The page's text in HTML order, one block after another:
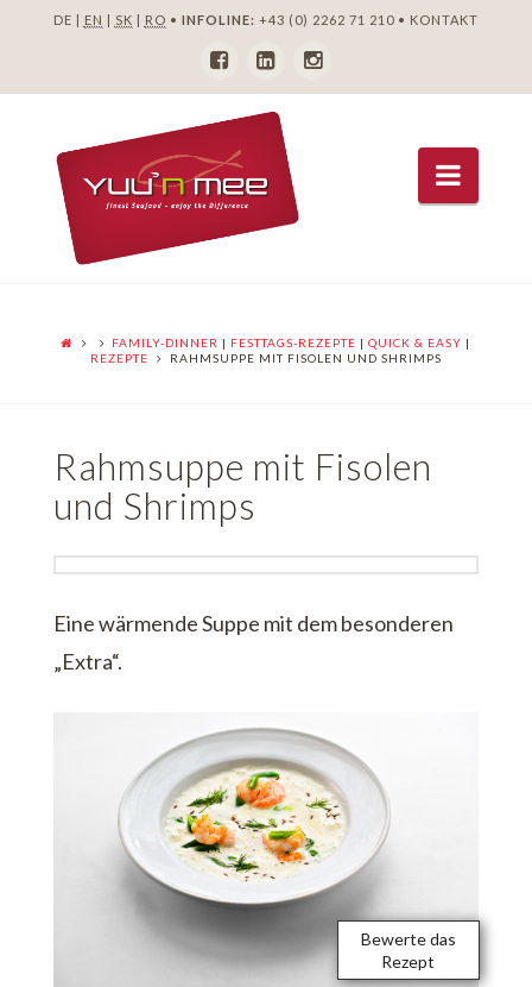
DE | EN | SK | RO • INFOLINE: +43 (0) 2262 71 210• KONTAKT
FAMILY-DINNER | FESTTAGS-REZEPTE |QUICK & EASY |
REZEPTE
RAHMSUPPE MIT FISOLEN UND SHRIMPS
Rahmsuppe mit Fisolen
und Shrimps
Eine wärmende Suppe mit dem besonderen
„Extra“.
Bewerte das
Rezept